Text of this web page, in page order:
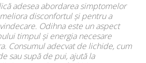
adesea abordarea simptomelor
disconfortul și pentru a
Odihna este un aspect
timpul și energia necesare
Consumul adecvat de lichide, cum
sau supă de pui, ajută la